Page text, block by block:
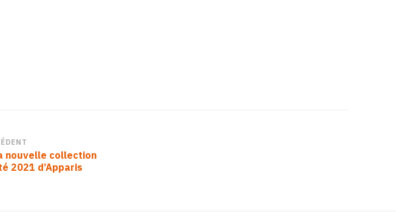
nouvelle collection
2021 d’Apparis